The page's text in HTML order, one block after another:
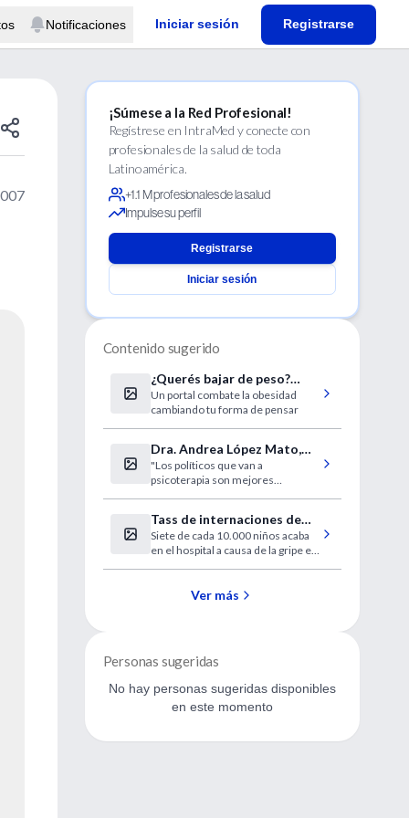
Notificaciones Iniciar sesión Registrarse
¡Súmese a la Red Profesional!
Regístrese en IntraMed y conecte con
profesionales de la salud de toda
Latinoamérica.
+1.1 M profesionales de la salud
Impulse su perfil
Registrarse
Iniciar sesión
Contenido sugerido
¿Querés bajar de peso?
Consulta en la web
Un portal combate la obesidad
cambiando tu forma de pensar
Dra. Andrea López Mato,
entrevista
"Los políticos que van a
psicoterapia son mejores
Tass de internaciones de
niños por gripe en USA
Siete de cada 10.000 niños acaba
en el hospital a causa de la gripe en
Ver más
Personas sugeridas
No hay personas sugeridas disponibles
en este momento